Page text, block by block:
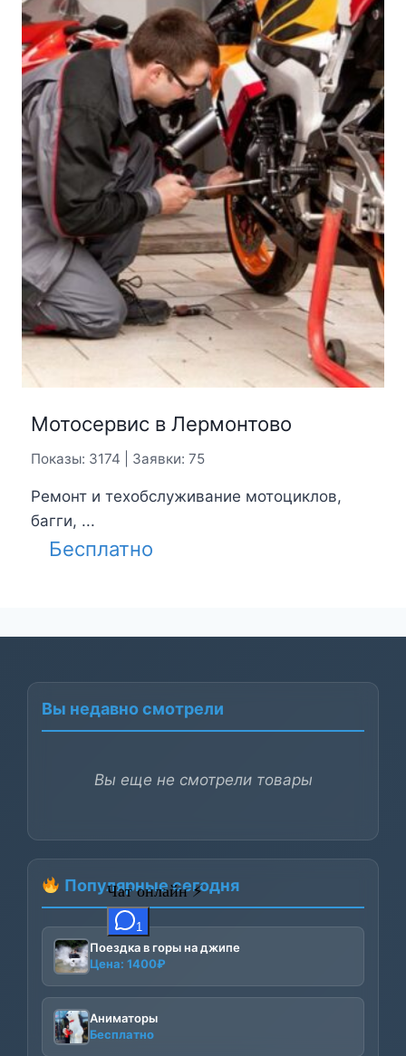
Мотосервис в Лермонтово
Показы: 3174 | Заявки: 75
Ремонт и техобслуживание мотоциклов,
багги, ...
Бесплатно
Вы недавно смотрели
Вы еще не смотрели товары
Популярные сегодня
Поездка в горы на джипе
Цена: 1400₽
Аниматоры
Бесплатно